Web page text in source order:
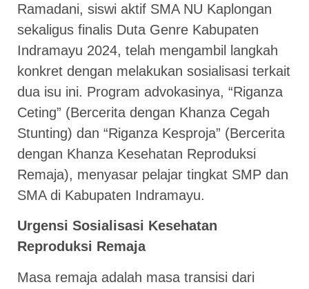
Ramadani, siswi aktif SMA NU Kaplongan
sekaligus finalis Duta Genre Kabupaten
Indramayu 2024, telah mengambil langkah
konkret dengan melakukan sosialisasi terkait
dua isu ini. Program advokasinya, “Riganza
Ceting” (Bercerita dengan Khanza Cegah
Stunting) dan “Riganza Kesproja” (Bercerita
dengan Khanza Kesehatan Reproduksi
Remaja), menyasar pelajar tingkat SMP dan
SMA di Kabupaten Indramayu.
Urgensi Sosialisasi Kesehatan
Reproduksi Remaja
Masa remaja adalah masa transisi dari